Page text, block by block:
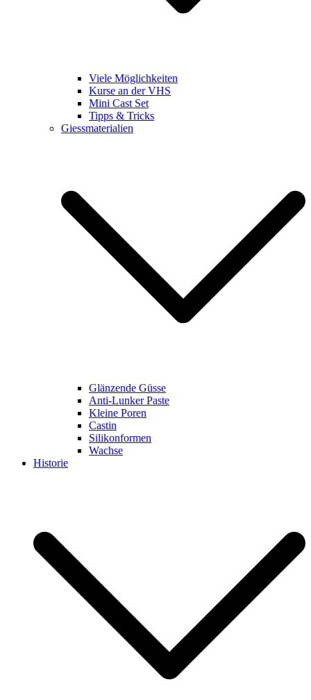
Viele Möglichkeiten
Kurse an der VHS
Mini Cast Set
Tipps & Tricks
Giessmaterialien
Glänzende Güsse
Anti-Lunker Paste
Kleine Poren
Castin
Silikonformen
Wachse
Historie